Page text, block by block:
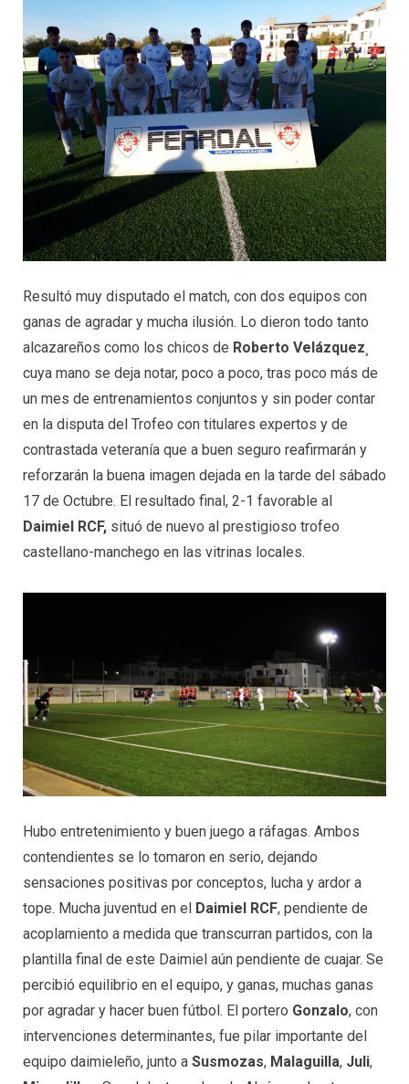
Resultó muy disputado el match, con dos equipos con
ganas de agradar y mucha ilusión. Lo dieron todo tanto
alcazareños como los chicos de Roberto Velázquez
cuya mano se deja notar, poco a poco, tras poco más de
un mes de entrenamientos conjuntos y sin poder contar
en la disputa del Trofeo con titulares expertos y de
contrastada veteranía que a buen seguro reafirmarán y
reforzarán la buena imagen dejada en la tarde del sábado
17 de Octubre. El resultado final, 2-1 favorable al
Daimiel RCF, situó de nuevo al prestigioso trofeo
castellano-manchego en las vitrinas locales.
Hubo entretenimiento y buen juego a ráfagas. Ambos
contendientes se lo tomaron en serio, dejando
sensaciones positivas por conceptos, lucha y ardor a
tope. Mucha juventud en el Daimiel RCF, pendiente de
acoplamiento a medida que transcurran partidos, con la
plantilla final de este Daimiel aún pendiente de cuajar. Se
percibió equilibrio en el equipo, y ganas, muchas ganas
por agradar y hacer buen fútbol. El portero Gonzalo, con
intervenciones determinantes, fue pilar importante del
equipo daimieleño, junto a Susmozas, Malaguilla, Juli,